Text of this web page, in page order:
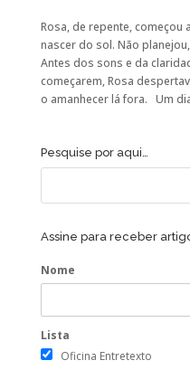
Rosa, de repente, começou
nascer do sol. Não
Antes dos sons e da
começarem, Rosa
o amanhecer lá fora. Um
Pesquise por aqui…
Assine para receber
Nome
Lista
Oficina Entretexto